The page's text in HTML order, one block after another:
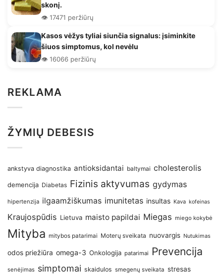
skonį.
👁️ 17471 peržiūrų
Kasos vėžys tyliai siunčia signalus: įsiminkite
šiuos simptomus, kol nevėlu
👁️ 16066 peržiūrų
REKLAMA
ŽYMIŲ DEBESIS
ankstyva diagnostika antioksidantai baltymai cholesterolis
demencija Diabetas Fizinis aktyvumas gydymas
hipertenzija ilgaamžiškumas imunitetas insultas Kava kofeinas
Kraujospūdis Lietuva maisto papildai Miegas miego kokybė
Mityba mitybos patarimai Moterų sveikata nuovargis Nutukimas
odos priežiūra omega-3 Onkologija patarimai Prevencija
senėjimas simptomai skaidulos smegenų sveikata stresas